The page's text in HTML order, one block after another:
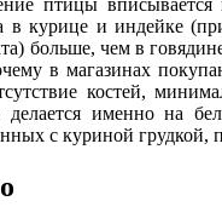
в курице и индейке
больше, чем в
в магазинах
костей,
именно на
с куриной грудкой,